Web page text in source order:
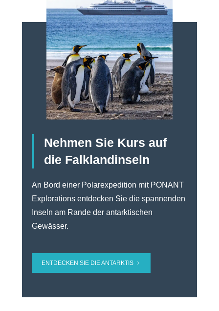
Nehmen Sie Kurs auf
die Falklandinseln
An Bord einer Polarexpedition mit PONANT
Explorations entdecken Sie die spannenden
Inseln am Rande der antarktischen
Gewässer.
ENTDECKEN SIE DIE ANTARKTIS